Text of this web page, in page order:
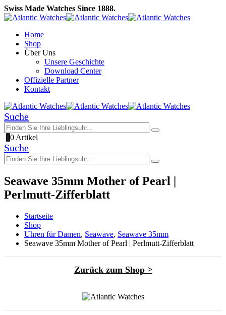
Swiss Made Watches Since 1888.
Home
Shop
Über Uns
Unsere Geschichte
Download Center
Offizielle Partner
Kontakt
Suche
00 Artikel
Suche
Seawave 35mm Mother of Pearl |
Perlmutt-Zifferblatt
Startseite
Shop
Uhren für Damen, Seawave, Seawave 35mm
Seawave 35mm Mother of Pearl | Perlmutt-Zifferblatt
Zurück zum Shop >